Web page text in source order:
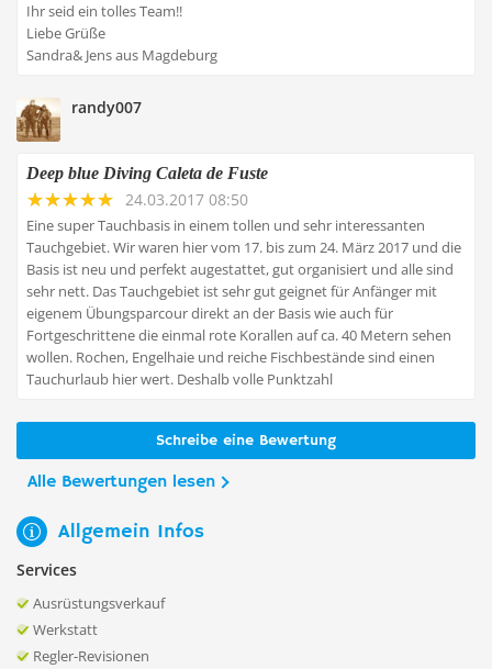
Ihr seid ein tolles Team!!
Liebe Grüße
Sandra& Jens aus Magdeburg
randy007
Deep blue Diving Caleta de Fuste
24.03.2017 08:50
Eine super Tauchbasis in einem tollen und sehr interessanten
Tauchgebiet. Wir waren hier vom 17. bis zum 24. März 2017 und die
Basis ist neu und perfekt augestattet, gut organisiert und alle sind
sehr nett. Das Tauchgebiet ist sehr gut geignet für Anfänger mit
eigenem Übungsparcour direkt an der Basis wie auch für
Fortgeschrittene die einmal rote Korallen auf ca. 40 Metern sehen
wollen. Rochen, Engelhaie und reiche Fischbestände sind einen
Tauchurlaub hier wert. Deshalb volle Punktzahl
Schreibe eine Bewertung
Alle Bewertungen lesen
Allgemein Infos
Services
Ausrüstungsverkauf
Werkstatt
Regler-Revisionen